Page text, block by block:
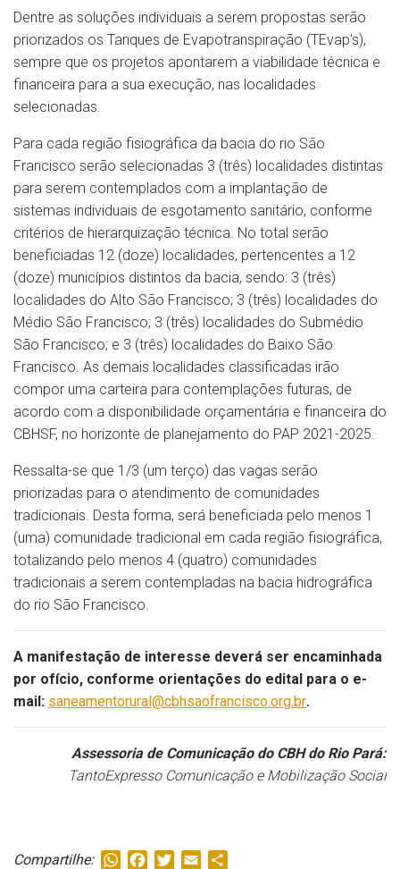
Dentre as soluções individuais a serem propostas serão
priorizados os Tanques de Evapotranspiração (TEvap’s),
sempre que os projetos apontarem a viabilidade técnica e
financeira para a sua execução, nas localidades
selecionadas.
Para cada região fisiográfica da bacia do rio São
Francisco serão selecionadas 3 (três) localidades distintas
para serem contemplados com a implantação de
sistemas individuais de esgotamento sanitário, conforme
critérios de hierarquização técnica. No total serão
beneficiadas 12 (doze) localidades, pertencentes a 12
(doze) municípios distintos da bacia, sendo: 3 (três)
localidades do Alto São Francisco; 3 (três) localidades do
Médio São Francisco; 3 (três) localidades do Submédio
São Francisco; e 3 (três) localidades do Baixo São
Francisco. As demais localidades classificadas irão
compor uma carteira para contemplações futuras, de
acordo com a disponibilidade orçamentária e financeira do
CBHSF, no horizonte de planejamento do PAP 2021-2025.
Ressalta-se que 1/3 (um terço) das vagas serão
priorizadas para o atendimento de comunidades
tradicionais. Desta forma, será beneficiada pelo menos 1
(uma) comunidade tradicional em cada região fisiográfica,
totalizando pelo menos 4 (quatro) comunidades
tradicionais a serem contempladas na bacia hidrográfica
do rio São Francisco.
A manifestação de interesse deverá ser encaminhada
por ofício, conforme orientações do edital para o e-
mail: saneamentorural@cbhsaofrancisco.org.br.
Assessoria de Comunicação do CBH do Rio Pará:
TantoExpresso Comunicação e Mobilização Social
Compartilhe: WhatsApp
FacebookTwitterEmail